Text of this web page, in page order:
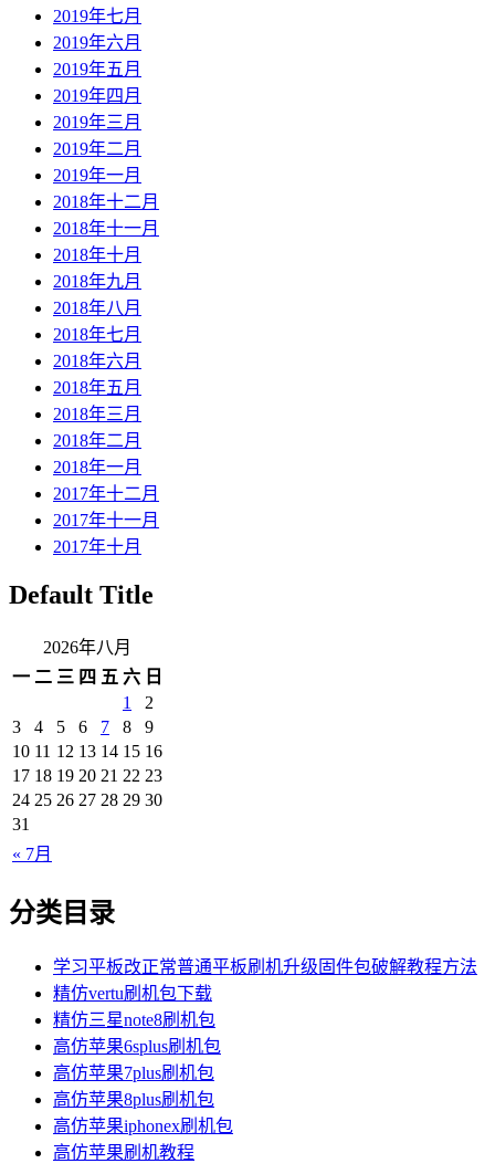
2019年七月
2019年六月
2019年五月
2019年四月
2019年三月
2019年二月
2019年一月
2018年十二月
2018年十一月
2018年十月
2018年九月
2018年八月
2018年七月
2018年六月
2018年五月
2018年三月
2018年二月
2018年一月
2017年十二月
2017年十一月
2017年十月
Default Title
2026年八月
一 二 三 四 五 六 日
« 7月
1
2
3
4 5 6 7 8
9
10 11 12 13 14 15 16
17 18 19 20 21 22 23
24 25 26 27 28 29 30
31
分类目录
学习平板改正常普通平板刷机升级固件包破解教程方法
精仿vertu刷机包下载
精仿三星note8刷机包
高仿苹果6splus刷机包
高仿苹果7plus刷机包
高仿苹果8plus刷机包
高仿苹果iphonex刷机包
高仿苹果刷机教程